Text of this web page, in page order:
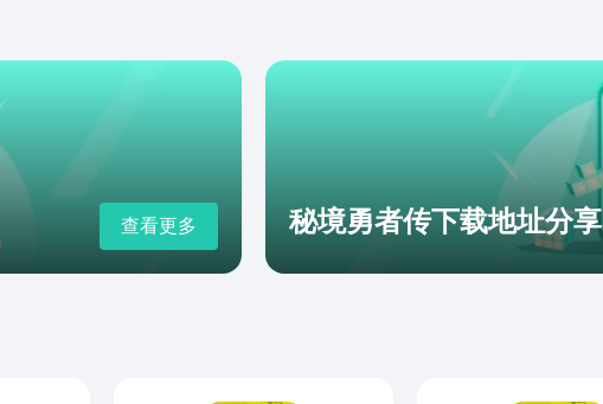
查看更多 秘境勇者传下载地址分享